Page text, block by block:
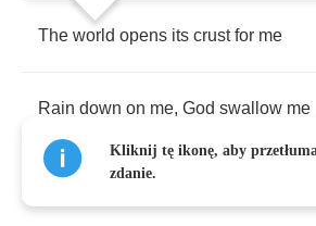
The world opens its crust for me
Rain down on me, God swallow me
Kliknij tę ikonę, aby
zdanie.